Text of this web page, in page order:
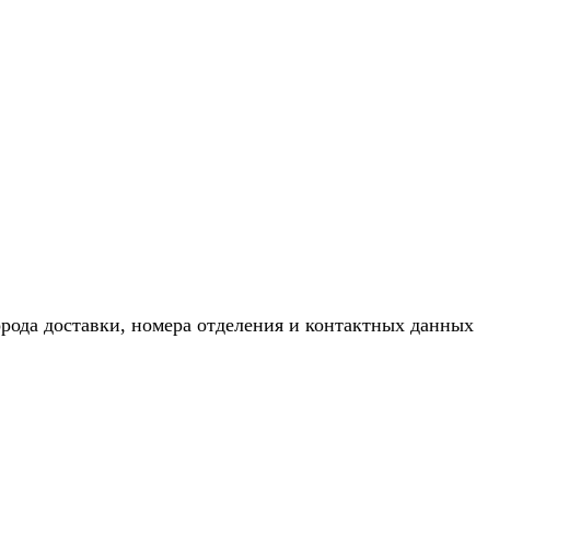
доставки, номера отделения и контактных данных